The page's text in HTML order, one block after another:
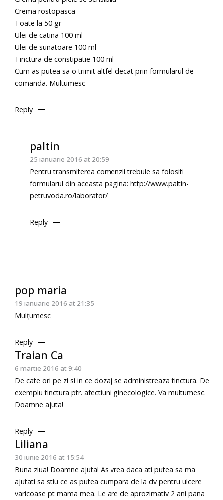
Crema rostopasca
Toate la 50 gr
Ulei de catina 100 ml
Ulei de sunatoare 100 ml
Tinctura de constipatie 100 ml
Cum as putea sa o trimit altfel decat prin formularul de
comanda. Multumesc
Reply
paltin
25 ianuarie 2016 at 20:59
Pentru transmiterea comenzii trebuie sa folositi
formularul din aceasta pagina: http://www.paltin-
petruvoda.ro/laborator/
Reply
pop maria
19 ianuarie 2016 at 21:35
Mulțumesc
Reply
Traian Ca
6 martie 2016 at 9:40
De cate ori pe zi si in ce dozaj se administreaza tinctura. De
exemplu tinctura ptr. afectiuni ginecologice. Va multumesc.
Doamne ajuta!
Reply
Liliana
30 iunie 2016 at 15:54
Buna ziua! Doamne ajuta! As vrea daca ati putea sa ma
ajutati sa stiu ce as putea cumpara de la dv pentru ulcere
varicoase pt mama mea. Le are de aprozimativ 2 ani pana